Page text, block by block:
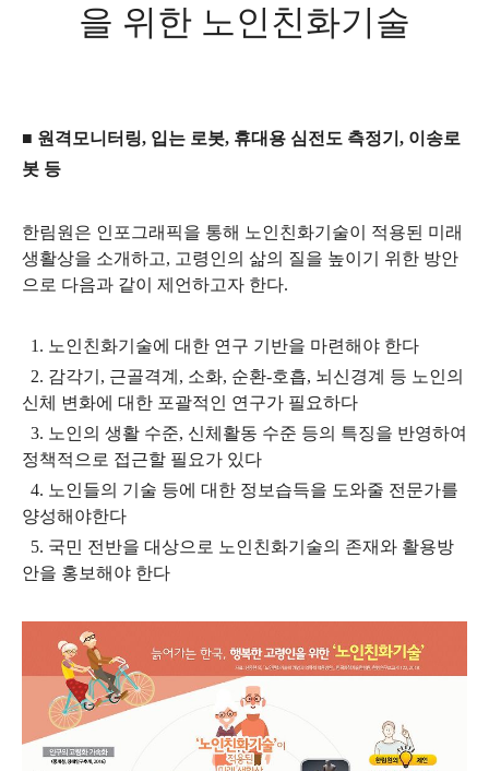
을 위한 노인친화기술
■ 원격모니터링, 입는 로봇, 휴대용 심전도 측정기, 이송로
봇 등
한림원은 인포그래픽을 통해 노인친화기술이 적용된 미래
생활상을 소개하고, 고령인의 삶의 질을 높이기 위한 방안
으로 다음과 같이 제언하고자 한다.
1. 노인친화기술에 대한 연구 기반을 마련해야 한다
2. 감각기, 근골격계, 소화, 순환-호흡, 뇌신경계 등 노인의
신체 변화에 대한 포괄적인 연구가 필요하다
3. 노인의 생활 수준, 신체활동 수준 등의 특징을 반영하여
정책적으로 접근할 필요가 있다
4. 노인들의 기술 등에 대한 정보습득을 도와줄 전문가를
양성해야한다
5. 국민 전반을 대상으로 노인친화기술의 존재와 활용방
안을 홍보해야 한다